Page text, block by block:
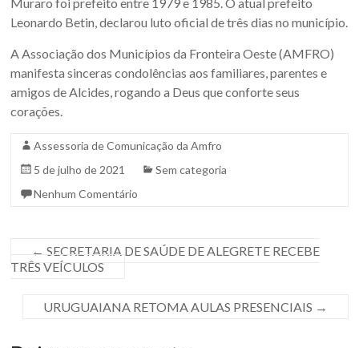
Sul.
Leonardo Betin, declarou luto oficial de três dias no município.
A Associação dos Municípios da Fronteira Oeste (AMFRO)
manifesta sinceras condolências aos familiares, parentes e
amigos de Alcides, rogando a Deus que conforte seus
corações.
Assessoria de Comunicação da Amfro
5 de julho de 2021
Sem categoria
Nenhum Comentário
← SECRETARIA DE SAÚDE DE ALEGRETE RECEBE
TRÊS VEÍCULOS
URUGUAIANA RETOMA AULAS PRESENCIAIS →